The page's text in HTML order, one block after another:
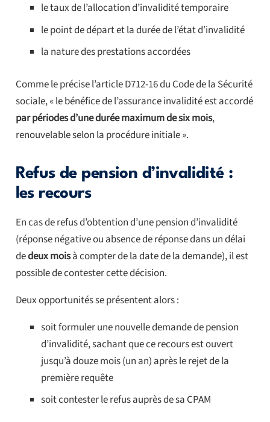
le taux de l’allocation d’invalidité temporaire
le point de départ et la durée de l’état d’invalidité
la nature des prestations accordées
Comme le précise l’article D712-16 du Code de la Sécurité
sociale, « le bénéfice de l’assurance invalidité est accordé
par périodes d’une durée maximum de six mois,
renouvelable selon la procédure initiale ».
Refus de pension d’invalidité :
les recours
En cas de refus d’obtention d’une pension d’invalidité
(réponse négative ou absence de réponse dans un délai
dedeux moisà compter de la date de la demande), il est
possible de contester cette décision.
Deux opportunités se présentent alors :
soit formuler une nouvelle demande de pension
d’invalidité, sachant que ce recours est ouvert
jusqu’à douze mois (un an) après le rejet de la
première requête
soit contester le refus auprès de sa CPAM